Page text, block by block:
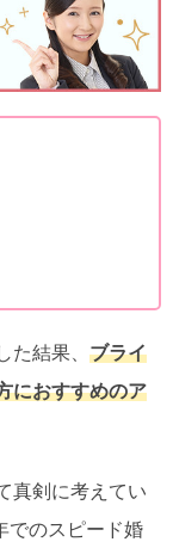
た結果、 ブライ
におすすめのア
真剣に考えてい
でのスピード婚